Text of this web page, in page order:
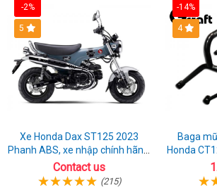
-2%
5
Xe Honda Dax ST125 2023
Phanh ABS, xe nhập chính hãng,
bán online giá rẻ
Contact us
(215)
-14%
4
Baga
Honda